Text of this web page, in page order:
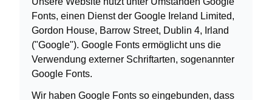
Fonts, einen Dienst der Google Ireland Limited,
Gordon House, Barrow Street, Dublin 4, Irland
("Google"). Google Fonts ermöglicht uns die
Verwendung externer Schriftarten, sogenannter
Google Fonts.
Wir haben Google Fonts so eingebunden, dass